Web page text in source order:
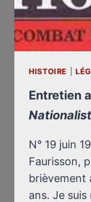
HISTOIRE
Entretien
N° 19 juin
Faurisson,
brièvement
ans. Je suis